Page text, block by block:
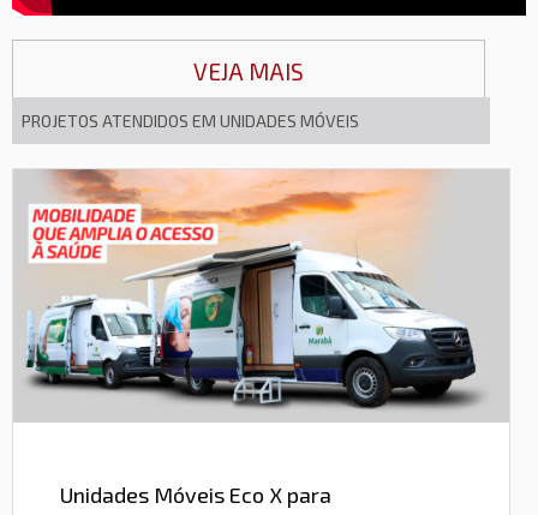
VEJA MAIS
PROJETOS ATENDIDOS EM UNIDADES MÓVEIS
Unidades Móveis Eco X para